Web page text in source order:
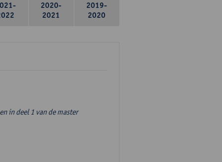
2020-
2021
2019-
2020
in deel 1 van de master